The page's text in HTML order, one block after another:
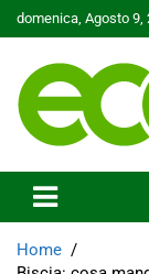
Skip
to
domenica, Agosto 9,
Ecoo.it
Home